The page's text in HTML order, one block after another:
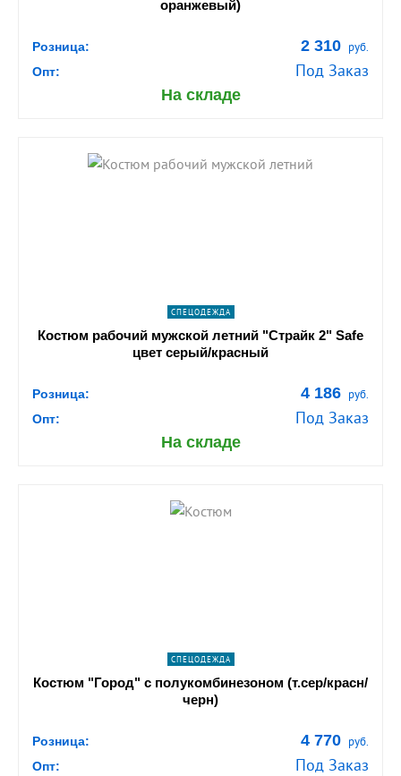
оранжевый)
Розница: 2 310 руб.
Опт: Под Заказ
На складе
shopping_cart В КОРЗИНУ
СПЕЦОДЕЖДА
Костюм рабочий мужской летний "Страйк 2" Safe
цвет серый/красный
Розница: 4 186 руб.
Опт: Под Заказ
На складе
shopping_cart В КОРЗИНУ
СПЕЦОДЕЖДА
Костюм "Город" с полукомбинезоном (т.сер/красн/
черн)
Розница: 4 770 руб.
Опт: Под Заказ